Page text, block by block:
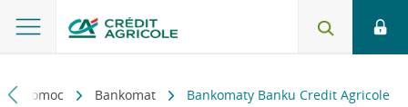
i pomoc Bankomat Bankomaty Banku Credit Agricole